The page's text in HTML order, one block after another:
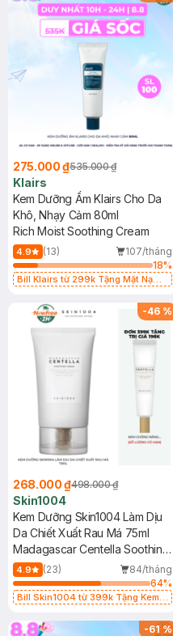
275.000 ₫535.000 ₫
Klairs
Kem Dưỡng Ẩm Klairs Cho Da
Khô, Nhạy Cảm 80ml
Rich Moist Soothing Cream
4.9 (13)
107/tháng
18%
Bill Klairs từ 299k Tặng Mặt Nạ
25ml (SL Có Hạn)
-46 %
268.000 ₫498.000 ₫
Skin1004
Kem Dưỡng Skin1004 Làm Dịu
Da Chiết Xuất Rau Má 75ml
Madagascar Centella Soothing
Cream
4.9 (23)
84/tháng
64%
Bill Skin1004 từ 399k Tặng Kem
SPF 50+ 20ml (SL Có Hạn)
-61%